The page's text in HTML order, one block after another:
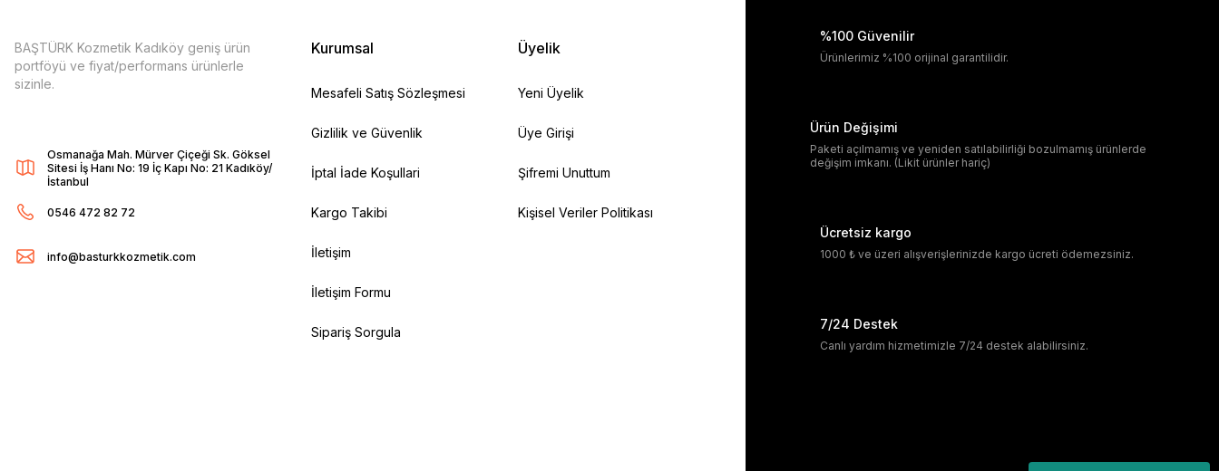
BAŞTÜRK Kozmetik Kadıköy geniş ürün
portföyü ve fiyat/performans ürünlerle
sizinle.
Osmanağa Mah. Mürver Çiçeği Sk. Göksel
Sitesi İş Hanı No: 19 İç Kapı No: 21 Kadıköy/
İstanbul
0546 472 82 72
info@basturkkozmetik.com
Kurumsal
Mesafeli Satış Sözleşmesi
Gizlilik ve Güvenlik
İptal İade Koşullari
Kargo Takibi
İletişim
İletişim Formu
Sipariş Sorgula
Üyelik
Yeni Üyelik
Üye Girişi
Şifremi Unuttum
Kişisel Veriler Politikası
%100 Güvenilir
Ürünlerimiz %100 orijinal garantilidir.
Ürün Değişimi
Paketi açılmamış ve yeniden satılabilirliği bozulmamış ürünlerde
değişim imkanı. (Likit ürünler hariç)
Ücretsiz kargo
1000 ₺ ve üzeri alışverişlerinizde kargo ücreti ödemezsiniz.
7/24 Destek
Canlı yardım hizmetimizle 7/24 destek alabilirsiniz.